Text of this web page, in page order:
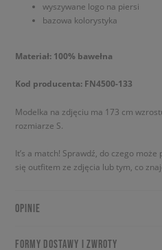
wyszywane logo na piersi
bazowa kolorystyka
Materiał: 100% bawełna
Kod producenta: FN4500-133
Modelka na zdjęciu ma 173 cm
rozmiarze S.
It’s a match! Sprawdź, do czego
się outfitem ze zdjęcia lub tym, co
OPINIE
FORMY DOSTAWY I ZWROTY